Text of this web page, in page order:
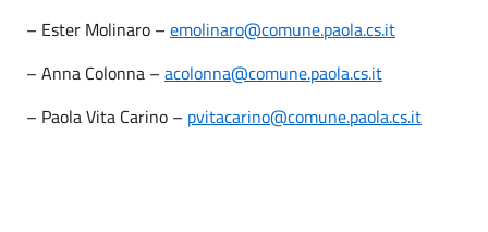
– Ester Molinaro – emolinaro@comune.paola.cs.it
– Anna Colonna – acolonna@comune.paola.cs.it
– Paola Vita Carino – pvitacarino@comune.paola.cs.it